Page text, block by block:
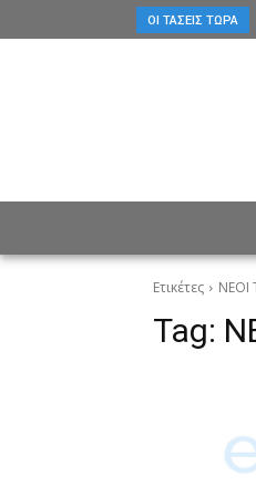
ΟΙ ΤΆΣΕΙΣ ΤΏΡΑ
Ετικέτες ΝΕΟΙ
Tag: